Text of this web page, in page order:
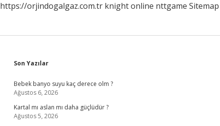
https://orjindogalgaz.com.tr knight online nttgame Sitemap
Sidebar
Son Yazılar
Bebek banyo suyu kaç derece olm ?
Ağustos 6, 2026
Kartal mı aslan mı daha güçlüdür ?
Ağustos 5, 2026